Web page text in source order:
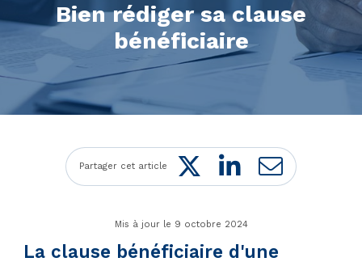
Bien rédiger sa clause
bénéficiaire
Partager cet article Twitter
LinkedIn
Mail
Mis à jour le 9 octobre 2024
La clause bénéficiaire d'une